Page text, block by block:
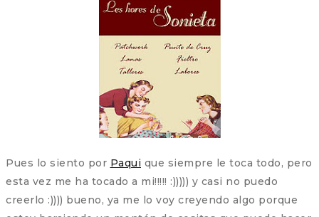
Pues lo siento por Paqui que siempre le toca todo, pero
esta vez me ha tocado a mi!!!!! :))))) y casi no puedo
creerlo :)))) bueno, ya me lo voy creyendo algo porque